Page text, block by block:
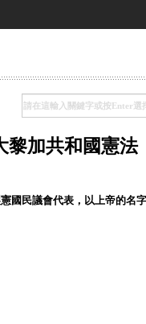
黎加共和國憲法
國民議會代表，以上帝的名